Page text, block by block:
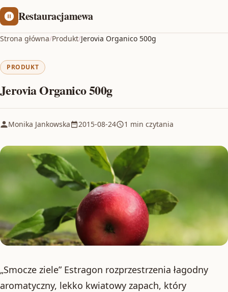
Restauracjamewa
Strona główna/Produkt/Jerovia Organico 500g
PRODUKT
Jerovia Organico 500g
Monika Jankowska 2015-08-24 1 min czytania
„Smocze ziele” Estragon rozprzestrzenia łagodny
aromatyczny, lekko kwiatowy zapach, który